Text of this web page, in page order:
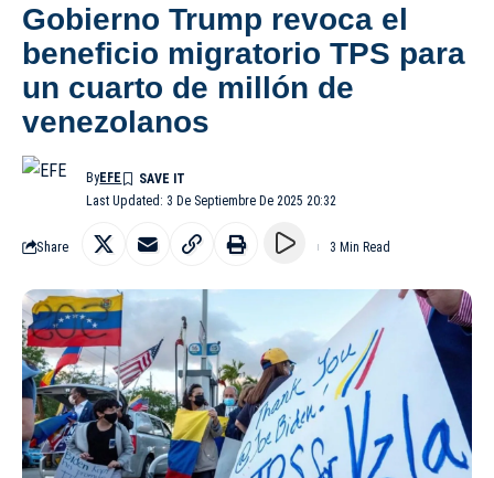
Gobierno Trump revoca el
beneficio migratorio TPS para
un cuarto de millón de
venezolanos
Last Updated: 3 De Septiembre De 2025 20:32
ByEFE
Share 3 Min Read